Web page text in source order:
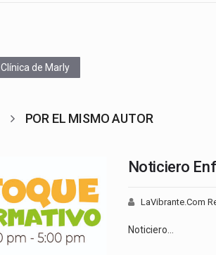
Clínica de Marly
POR EL MISMO AUTOR
Noticiero
LaVibrante.Com
Noticiero…